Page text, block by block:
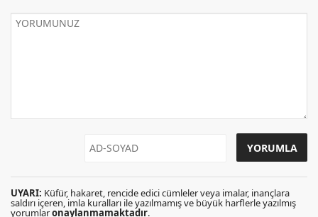
UYARI: Küfür, hakaret, rencide edici cümleler veya imalar, inançlara
saldırı içeren, imla kuralları ile yazılmamış ve büyük harflerle yazılmış
yorumlaronaylanmamaktadır.